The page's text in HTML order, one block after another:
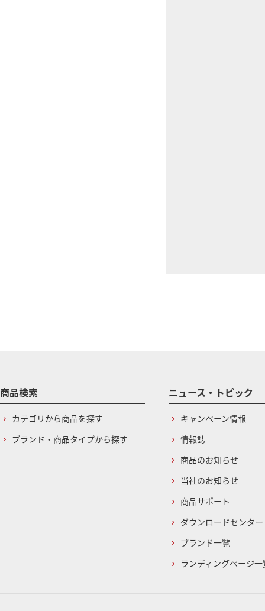
商品検索
カテゴリから商品を探す
ブランド・商品タイプから探す
ニュース・トピック
キャンペーン情報
情報誌
商品のお知らせ
当社のお知らせ
商品サポート
ダウンロードセンター
ブランド一覧
ランディングページ一